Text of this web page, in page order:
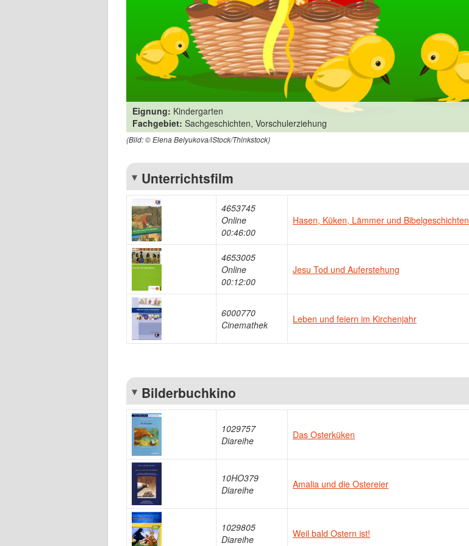
Eignung: Kindergarten
Fachgebiet: Sachgeschichten, Vorschulerziehung
(Bild: © Elena Belyukova/iStock/Thinkstock)
Unterrichtsfilm
4653745
Online
00:46:00
Hasen, Küken, Lämmer und Bibelgeschichten
4653005
Online
00:12:00
Jesu Tod und Auferstehung
6000770
Cinemathek
Leben und feiern im Kirchenjahr
Bilderbuchkino
1029757
Diareihe
Das Osterküken
10HO379
Diareihe
Amalia und die Ostereier
1029805
Diareihe
Weil bald Ostern ist!